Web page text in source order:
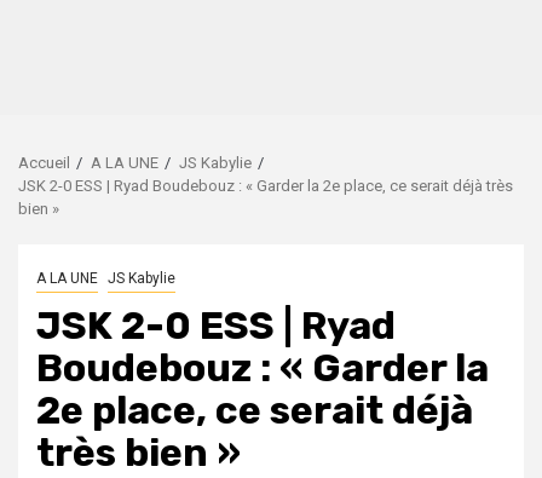
Accueil A LA UNE
JS Kabylie
JSK 2-0 ESS | Ryad Boudebouz : « Garder la 2e place, ce serait déjà très
bien »
A LA UNE JS Kabylie
JSK 2-0 ESS | Ryad
Boudebouz : « Garder la
2e place, ce serait déjà
très bien »